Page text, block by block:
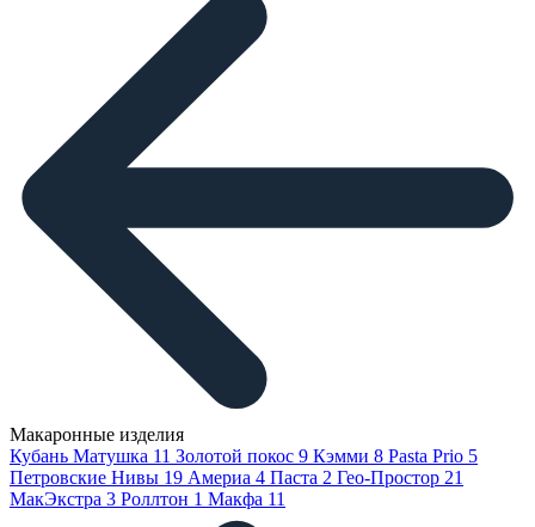
Макаронные изделия
Кубань Матушка 11 Золотой покос 9 Кэмми 8 Pasta Prio 5
Петровские Нивы 19 Америа 4 Паста 2 Гео-Простор 21
МакЭкстра 3 Роллтон 1 Макфа 11